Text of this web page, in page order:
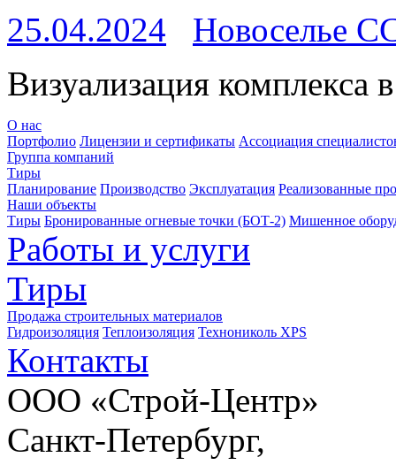
25.04.2024
Новоселье
Визуализация комплекса
О нас
Портфолио Лицензии и сертификаты Ассоциация
Группа компаний
Тиры
Планирование Производство Эксплуатация Реализованные
Наши объекты
Тиры Бронированные огневые точки (БОТ-2) Мишенное
Работы и услуги
Тиры
Продажа строительных материалов
Гидроизоляция Теплоизоляция Технониколь XPS
Контакты
ООО «Строй-Центр»
Санкт-Петербург,